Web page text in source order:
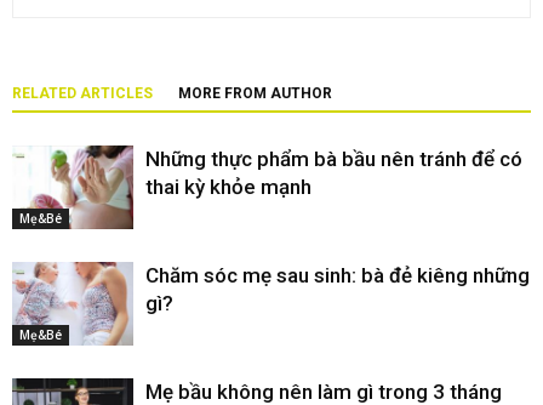
RELATED ARTICLES MORE FROM AUTHOR
Mẹ&Bé
Những thực phẩm bà bầu nên tránh để có
thai kỳ khỏe mạnh
Mẹ&Bé
Chăm sóc mẹ sau sinh: bà đẻ kiêng những
gì?
Mẹ bầu không nên làm gì trong 3 tháng